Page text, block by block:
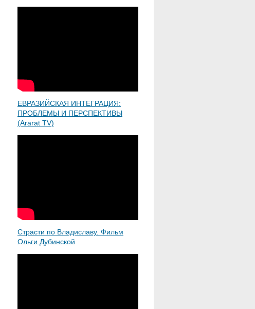
ЕВРАЗИЙСКАЯ ИНТЕГРАЦИЯ:
ПРОБЛЕМЫ И ПЕРСПЕКТИВЫ
(Ararat TV)
Страсти по Владиславу. Фильм
Ольги Дубинской